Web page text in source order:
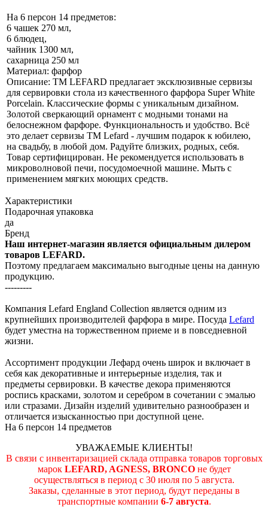
На 6 персон 14 предметов:
6 чашек 270 мл,
6 блюдец,
чайник 1300 мл,
сахарница 250 мл
Материал: фарфор
Описание: ТМ LEFARD предлагает эксклюзивные сервизы
для сервировки стола из качественного фарфора Super White
Porcelain. Классические формы с уникальным дизайном.
Золотой сверкающий орнамент с модными тонами на
белоснежном фарфоре. Функциональность и удобство. Всё
это делает сервизы TM Lefard - лучшим подарок к юбилею,
на свадьбу, в любой дом. Радуйте близких, родных, себя.
Товар сертифицирован. Не рекомендуется использовать в
микроволновой печи, посудомоечной машине. Мыть с
применением мягких моющих средств.
Характеристики
Подарочная упаковка
да
Бренд
Наш интернет-магазин является официальным дилером
товаров LEFARD.
Поэтому предлагаем максимально выгодные цены на данную
продукцию.
---------
Компания Lefard England Collection является одним из
крупнейших производителей фарфора в мире. Посуда Lefard
будет уместна на торжественном приеме и в повседневной
жизни.
Ассортимент продукции Лефард очень широк и включает в
себя как декоративные и интерьерные изделия, так и
предметы сервировки. В качестве декора применяются
роспись красками, золотом и серебром в сочетании с эмалью
или стразами. Дизайн изделий удивительно разнообразен и
отличается изысканностью при доступной цене.
На 6 персон 14 предметов
УВАЖАЕМЫЕ КЛИЕНТЫ!
В связи с инвентаризацией склада отправка товаров торговых
марок LEFARD, AGNESS, BRONCOне будет
осуществляться в период c 30 июля по 5 августа.
Заказы, сделанные в этот период, будут переданы в
транспортные компании 6-7 августа.